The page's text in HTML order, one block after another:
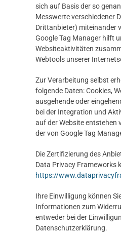
sich auf Basis der so
Messwerte verschiedener
Drittanbieter) miteinander
Google Tag Manager hilft
Websiteaktivitäten
Webtools unserer
Zur Verarbeitung selbst
folgende Daten: Cookies,
ausgehende oder
bei der Integration und
auf der Website entstehen
der von Google Tag
Die Zertifizierung des
Data Privacy Frameworks
https://
Ihre Einwilligung können
Informationen zum
entweder bei der
Datenschutzerklärung.